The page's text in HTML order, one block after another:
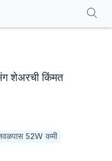
शेअरची किंमत
52W कमी
एफएक्यू